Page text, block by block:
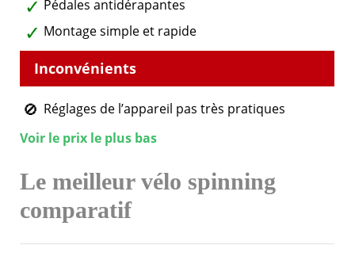
Pédales antidérapantes
Montage simple et rapide
Réglages de l’appareil pas très pratiques
Voir le prix le plus bas
Le meilleur vélo spinning
comparatif